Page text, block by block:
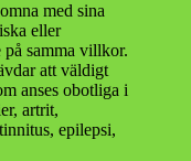
med sina
eller
samma villkor.
att väldigt
anses obotliga i
artrit,
epilepsi,